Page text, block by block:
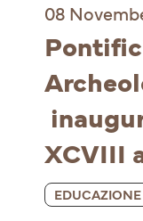
08
XCVIII
EDUCAZIONE